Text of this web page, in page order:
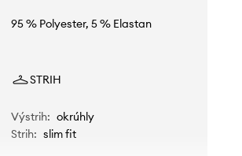
95 % Polyester, 5 % Elastan
STRIH
Výstrih: okrúhly
Strih: slim fit